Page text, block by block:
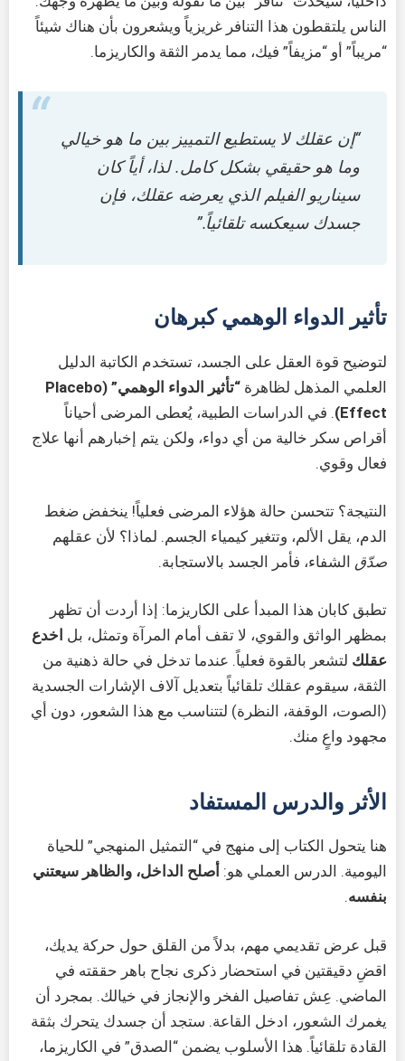
الناس يلتقطون هذا التنافر غريزياً ويشعرون بأن هناك شيئاً
“مريباً” أو “مزيفاً” فيك، مما يدمر الثقة والكاريزما.
“إن عقلك لا يستطيع التمييز بين ما هو خيالي
وما هو حقيقي بشكل كامل. لذا، أياً كان
سيناريو الفيلم الذي يعرضه عقلك، فإن
جسدك سيعكسه تلقائياً.”
تأثير الدواء الوهمي كبرهان
لتوضيح قوة العقل على الجسد، تستخدم الكاتبة الدليل
العلمي المذهل لظاهرة
“تأثير الدواء الوهمي” (Placebo
Effect) . في الدراسات الطبية، يُعطى المرضى أحياناً
أقراص سكر خالية من أي دواء، ولكن يتم إخبارهم أنها علاج
فعال وقوي.
النتيجة؟ تتحسن حالة هؤلاء المرضى فعلياً! ينخفض ضغط
الدم، يقل الألم، وتتغير كيمياء الجسم. لماذا؟ لأن عقلهم
صدّق الشفاء، فأمر الجسد بالاستجابة.
تطبق كابان هذا المبدأ على الكاريزما: إذا أردت أن تظهر
بمظهر الواثق والقوي، لا تقف أمام المرآة وتمثل، بل اخدع
عقلك لتشعر بالقوة فعلياً. عندما تدخل في حالة ذهنية من
الثقة، سيقوم عقلك تلقائياً بتعديل آلاف الإشارات الجسدية
(الصوت، الوقفة، النظرة) لتتناسب مع هذا الشعور، دون أي
مجهود واعٍ منك.
الأثر والدرس المستفاد
هنا يتحول الكتاب إلى منهج في “التمثيل المنهجي” للحياة
اليومية. الدرس العملي هو: أصلح الداخل، والظاهر سيعتني
بنفسه.
قبل عرض تقديمي مهم، بدلاً من القلق حول حركة يديك،
اقضِ دقيقتين في استحضار ذكرى نجاح باهر حققته في
الماضي. عِش تفاصيل الفخر والإنجاز في خيالك. بمجرد أن
يغمرك الشعور، ادخل القاعة. ستجد أن جسدك يتحرك بثقة
القادة تلقائياً. هذا الأسلوب يضمن “الصدق” في الكاريزما،